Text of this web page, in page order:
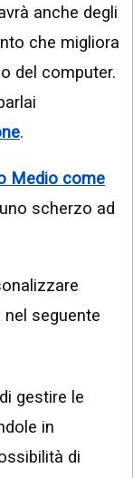
anche degli
che migliora
del computer.
.
Medio come
scherzo ad
seguente
gestire le
in
di